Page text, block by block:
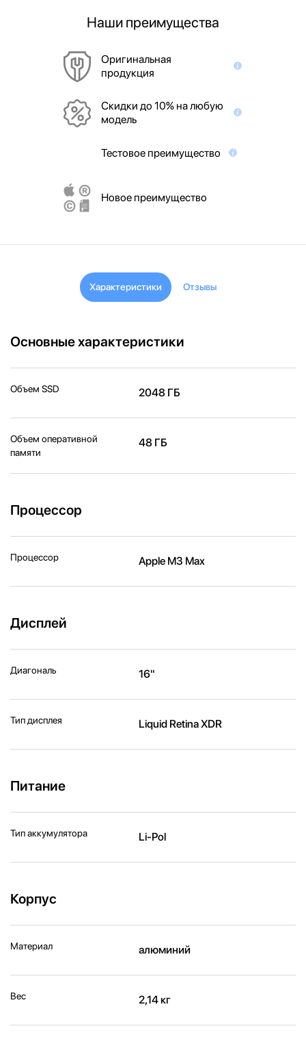
Наши преимущества
Оригинальная
продукция
Скидки до 10% на любую
модель
Тестовое преимущество
Новое преимущество
Характеристики Отзывы
Основные характеристики
Объем SSD 2048 ГБ
Объем оперативной
памяти
48 ГБ
Процессор
Процессор Apple M3 Max
Дисплей
Диагональ 16"
Тип дисплея Liquid Retina XDR
Питание
Тип аккумулятора Li-Pol
Корпус
Материал алюминий
Вес 2,14 кг